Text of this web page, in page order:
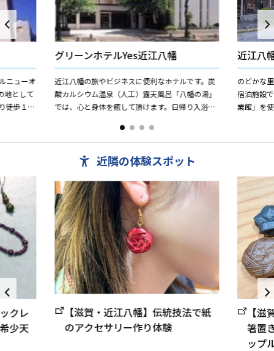
ニューオ
地として
徒歩１分
グリーンホテルYes近江八幡
近江八幡の旅やビジネスに便利なホテルです。炭
酸カルシウム温泉（人工）露天風呂「八幡の湯」
では、心と身体を癒して頂けます。日帰り入浴も
営レストランは中国料...
近江八
のどかな
宿泊施設
業館」を
近隣の体験スポット
クレ
少天
【滋賀・近江八幡】伝統技法で紙
のアクセサリー作り体験
【
箸置
ップ